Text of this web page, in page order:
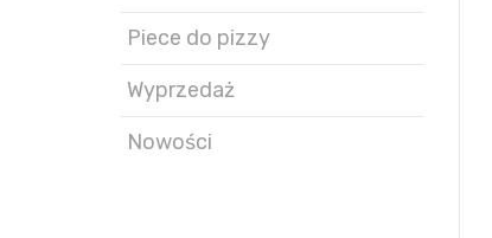
Piece do pizzy
Wyprzedaż
Nowości